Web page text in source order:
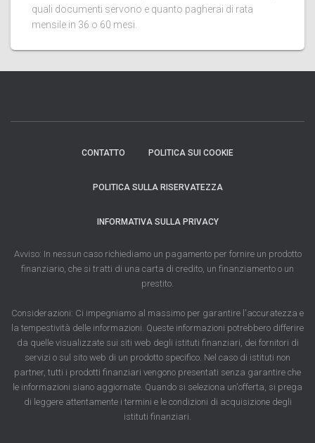
quali documenti servono e quanto pagherai di rata
mensile in 36 o 60 mesi.
CONTATTO POLITICA SUI COOKIE
POLITICA SULLA RISERVATEZZA
INFORMATIVA SULLA PRIVACY
Avviso: In nessun caso richiediamo un pagamento per fornire un prodotto
finanziario, che si tratti di una carta di credito, un finanziamento o un
prestito.
Considerazioni: Ci impegniamo al massimo per garantire l'accuratezza e
la tempestività delle informazioni. Queste informazioni potrebbero differire
da quelle visualizzate sui siti web degli istituti finanziari, dei fornitori di
servizi o sul sito web di un prodotto specifico. Nel caso di istituti non
partner, tutti i prodotti finanziari vengono presentati senza garantire che
le informazioni siano aggiornate. Quando si seleziona un'offerta, si prega
di leggere attentamente i termini e le condizioni di acquisizione degli
istituti finanziari.